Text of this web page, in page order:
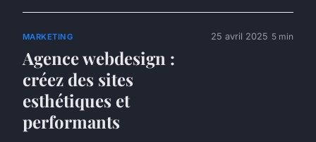
MARKETING
Agence webdesign :
créez des sites
esthétiques et
performants
25 avril 2025 5 min